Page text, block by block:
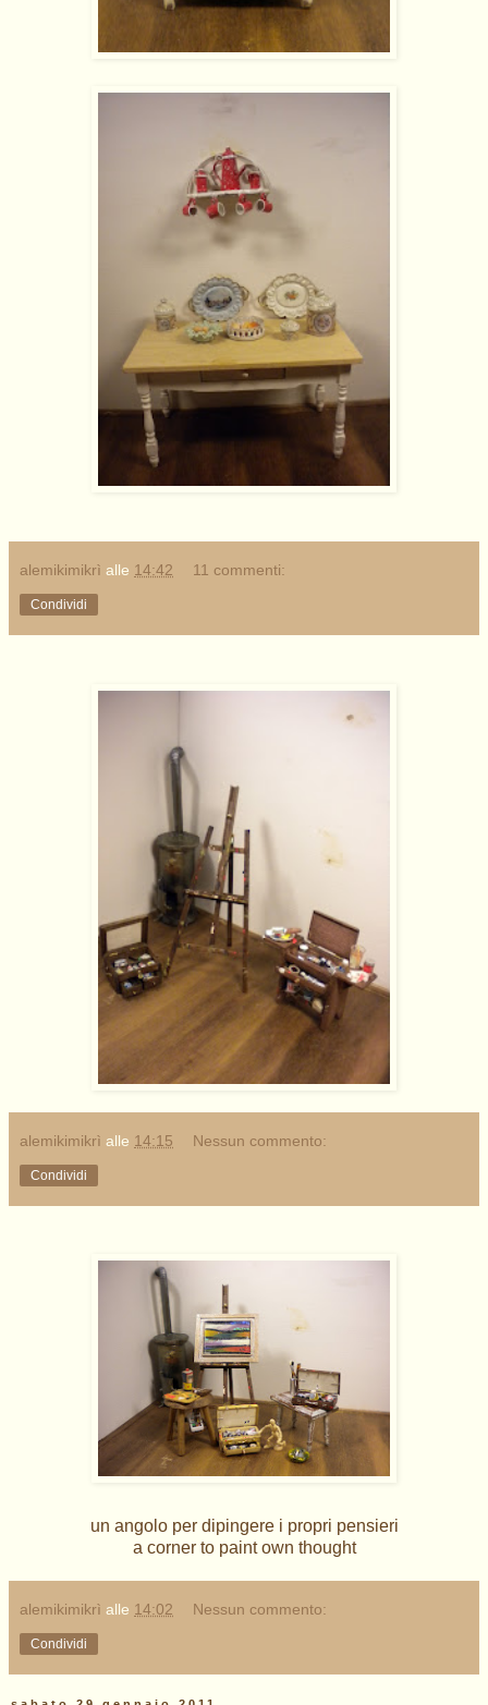
alemikimikrì alle 14:42 11 commenti:
Condividi
alemikimikrì alle 14:15 Nessun commento:
Condividi
un angolo per dipingere i propri pensieri
a corner to paint own thought
alemikimikrì alle 14:02 Nessun commento:
Condividi